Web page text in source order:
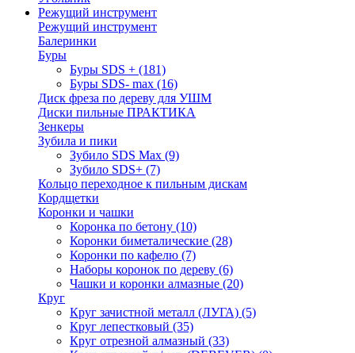
Режущий инструмент
Режущий инструмент
Балеринки
Буры
Буры SDS + (181)
Буры SDS- max (16)
Диск фреза по дереву для УШМ
Диски пильные ПРАКТИКА
Зенкеры
Зубила и пики
Зубило SDS Max (9)
Зубило SDS+ (7)
Кольцо переходное к пильным дискам
Кордщетки
Коронки и чашки
Коронка по бетону (10)
Коронки биметалические (28)
Коронки по кафелю (7)
Наборы коронок по дереву (6)
Чашки и коронки алмазные (20)
Круг
Круг зачистной металл (ЛУГА) (5)
Круг лепестковый (35)
Круг отрезной алмазный (33)